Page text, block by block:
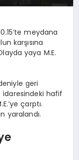
meydana
karşısına
yaya M.E.
geri
idaresindeki hafif
çarptı.
yaralandı.